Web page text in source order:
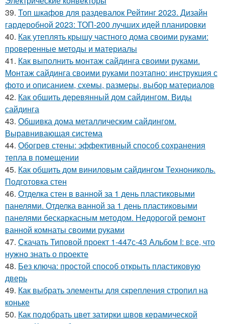
39. Топ шкафов для раздевалок Рейтинг 2023. Дизайн
гардеробной 2023: ТОП-200 лучших идей планировки
40. Как утеплять крышу частного дома своими руками:
проверенные методы и материалы
41. Как выполнить монтаж сайдинга своими руками.
Монтаж сайдинга своими руками поэтапно: инструкция с
фото и описанием, схемы, размеры, выбор материалов
42. Как обшить деревянный дом сайдингом. Виды
сайдинга
43. Обшивка дома металлическим сайдингом.
Выравнивающая система
44. Обогрев стены: эффективный способ сохранения
тепла в помещении
45. Как обшить дом виниловым сайдингом Технониколь.
Подготовка стен
46. Отделка стен в ванной за 1 день пластиковыми
панелями. Отделка ванной за 1 день пластиковыми
панелями бескаркасным методом. Недорогой ремонт
ванной комнаты своими руками
47. Скачать Типовой проект 1-447с-43 Альбом I: все, что
нужно знать о проекте
48. Без ключа: простой способ открыть пластиковую
дверь
49. Как выбрать элементы для скрепления стропил на
коньке
50. Как подобрать цвет затирки швов керамической